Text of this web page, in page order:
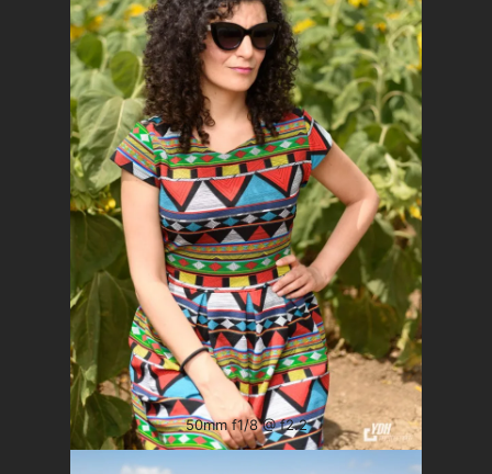
50mm f1/8 @ f2.2